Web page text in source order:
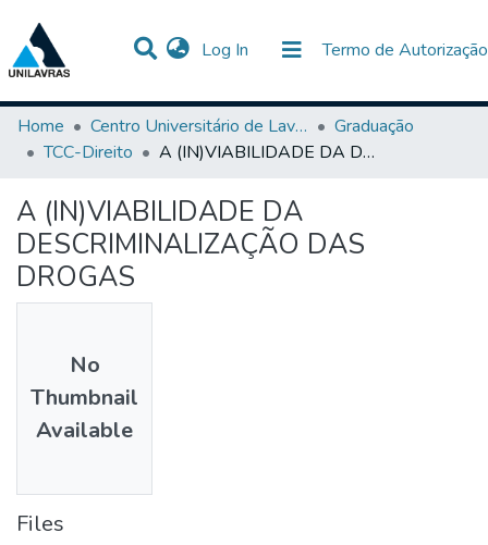
Log In (current) Termo de Autorização
Communities & Collections
Statistics
All of DSpace
Home
Centro Universitário de Lavras-UNILAVRAS
Graduação
TCC-Direito
A (IN)VIABILIDADE DA DESCRIMINALIZAÇÃO DAS DROGAS
A (IN)VIABILIDADE DA
DESCRIMINALIZAÇÃO DAS
DROGAS
No
Thumbnail
Available
Files